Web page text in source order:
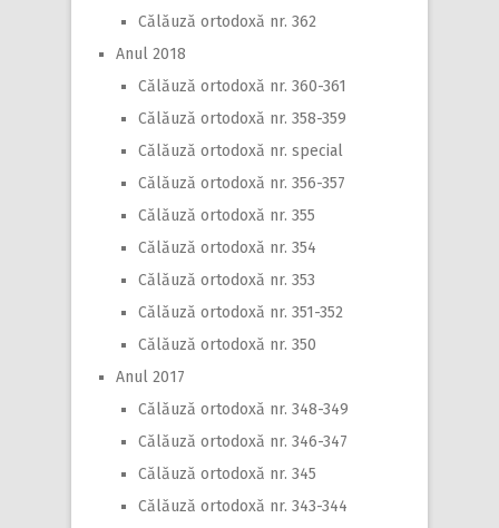
Călăuză ortodoxă nr. 362
Anul 2018
Călăuză ortodoxă nr. 360-361
Călăuză ortodoxă nr. 358-359
Călăuză ortodoxă nr. special
Călăuză ortodoxă nr. 356-357
Călăuză ortodoxă nr. 355
Călăuză ortodoxă nr. 354
Călăuză ortodoxă nr. 353
Călăuză ortodoxă nr. 351-352
Călăuză ortodoxă nr. 350
Anul 2017
Călăuză ortodoxă nr. 348-349
Călăuză ortodoxă nr. 346-347
Călăuză ortodoxă nr. 345
Călăuză ortodoxă nr. 343-344